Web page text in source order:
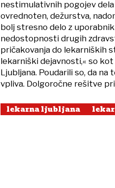
nestimulativnih pogojev
ovrednoten, dežurstva,
bolj stresno delo z
nedostopnosti drugih
pričakovanja do lekarniških
lekarniški dejavnosti,« so
Ljubljana. Poudarili so, da
vpliva. Dolgoročne rešitve
lekarna ljubljana